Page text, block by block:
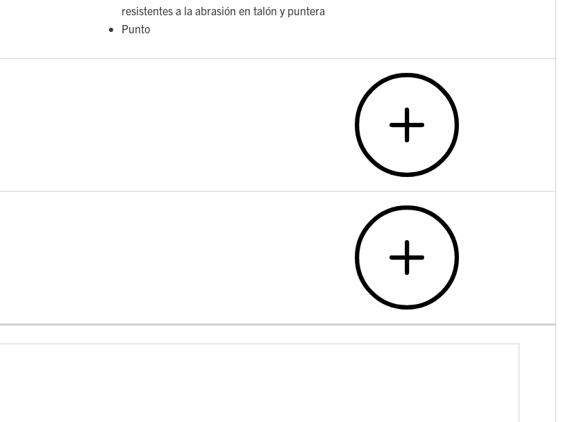
resistentes a la abrasión en talón y puntera
Punto